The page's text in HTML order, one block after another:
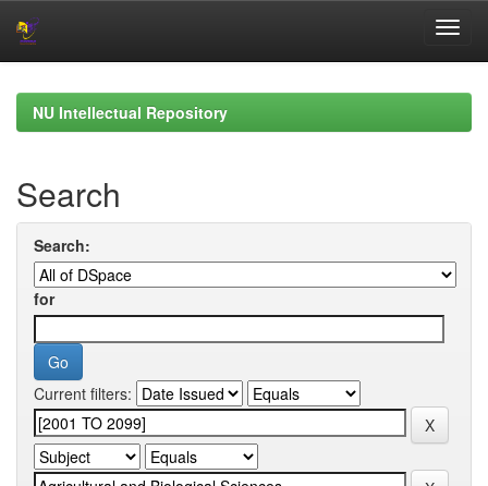
navigationNU Intellectual Repository
Search
Search:
for
Current filters: